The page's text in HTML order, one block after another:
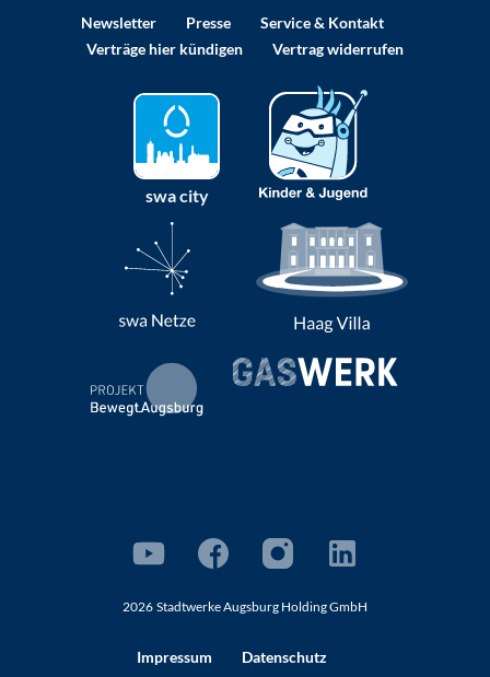
Newsletter Presse
Service & Kontakt
Verträge hier kündigen
Vertrag widerrufen
swa city
2026 Stadtwerke Augsburg Holding GmbH
Impressum
Datenschutz